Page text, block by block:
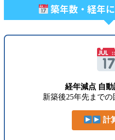
築年数・経年
経年減点 自
新築後25年先まで
計